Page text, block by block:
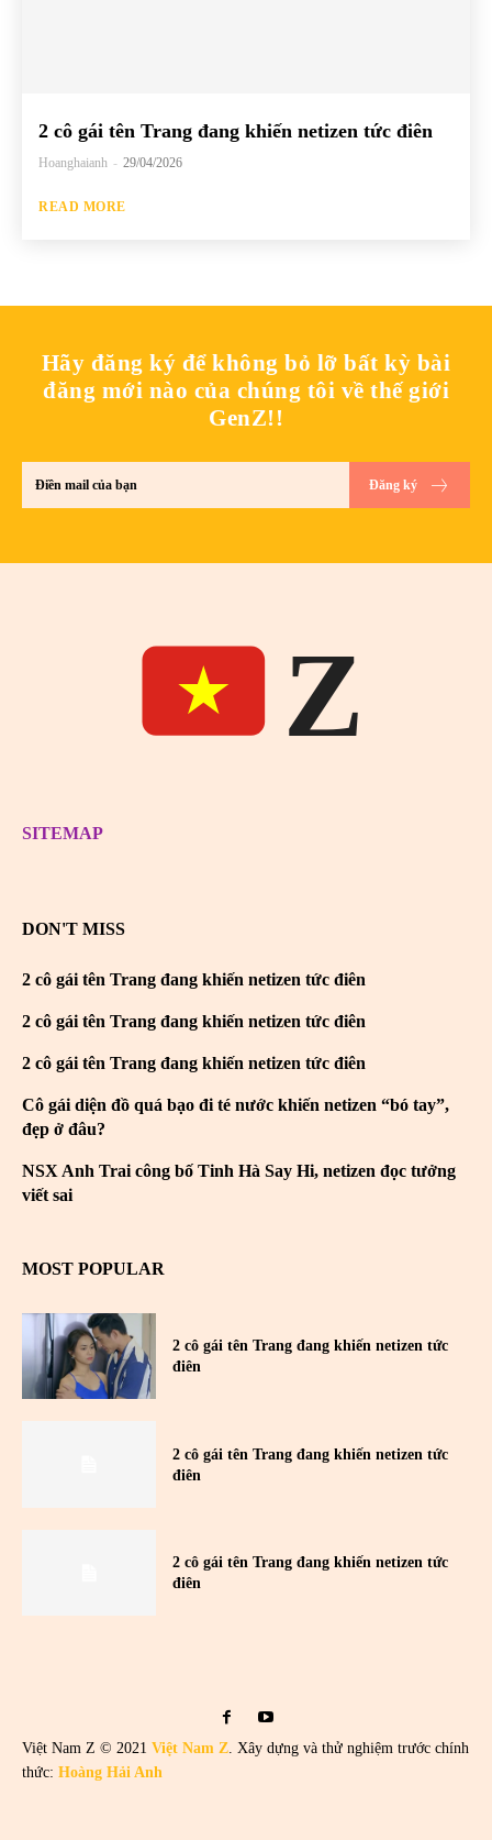
2 cô gái tên Trang đang khiến netizen tức điên
Hoanghaianh - 29/04/2026
READ MORE
Hãy đăng ký để không bỏ lỡ bất kỳ bài
đăng mới nào của chúng tôi về thế giới
GenZ!!
Đăng ký
Z
SITEMAP
DON'T MISS
2 cô gái tên Trang đang khiến netizen tức điên
2 cô gái tên Trang đang khiến netizen tức điên
2 cô gái tên Trang đang khiến netizen tức điên
Cô gái diện đồ quá bạo đi té nước khiến netizen “bó tay”,
đẹp ở đâu?
NSX Anh Trai công bố Tinh Hà Say Hi, netizen đọc tưởng
viết sai
MOST POPULAR
2 cô gái tên Trang đang khiến netizen tức
điên
2 cô gái tên Trang đang khiến netizen tức
điên
2 cô gái tên Trang đang khiến netizen tức
điên
Việt Nam Z © 2021 Việt Nam Z. Xây dựng và thử nghiệm trước chính
thức: Hoàng Hải Anh